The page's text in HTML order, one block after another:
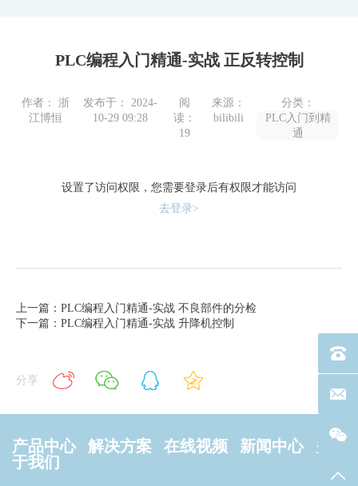
PLC编程入门精通-实战 正反转控制
作者： 浙
江博恒
发布于： 2024-
10-29 09:28
阅
读：
19
来源：
bilibili
分类：
PLC入门到精
通
设置了访问权限，您需要登录后有权限才能访问
去登录>
上一篇：PLC编程入门精通-实战 不良部件的分检
下一篇：PLC编程入门精通-实战 升降机控制
分享
产品中心 解决方案 在线视频 新闻中心
关
于我们
电话
联系
返回